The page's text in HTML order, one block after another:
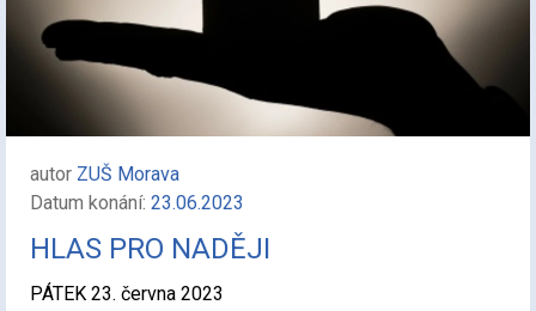
autor ZUŠ Morava
Datum konání: 23.06.2023
HLAS PRO NADĚJI
PÁTEK 23. června 2023